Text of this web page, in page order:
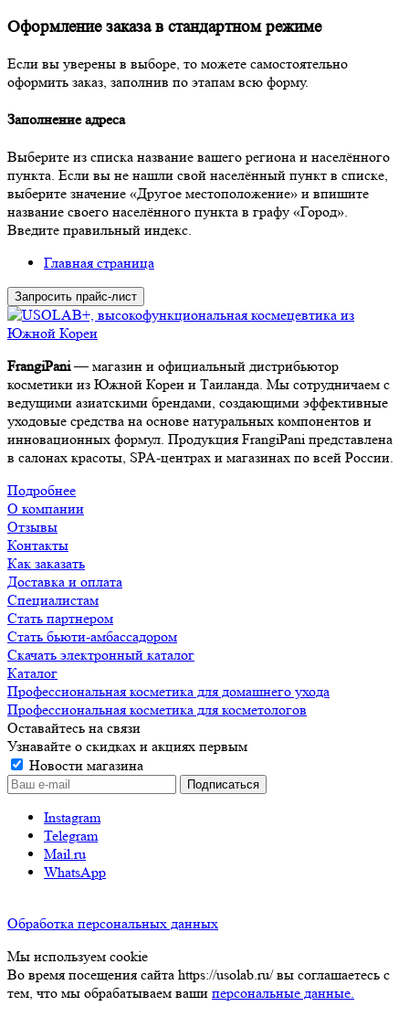
Оформление заказа в стандартном режиме
Если вы уверены в выборе, то можете самостоятельно
оформить заказ, заполнив по этапам всю форму.
Заполнение адреса
Выберите из списка название вашего региона и населённого
пункта. Если вы не нашли свой населённый пункт в списке,
выберите значение «Другое местоположение» и впишите
название своего населённого пункта в графу «Город».
Введите правильный индекс.
Главная страница
Запросить прайс-лист
FrangiPani— магазин и официальный дистрибьютор
косметики из Южной Кореи и Таиланда. Мы сотрудничаем с
ведущими азиатскими брендами, создающими эффективные
уходовые средства на основе натуральных компонентов и
инновационных формул. Продукция FrangiPani представлена
в салонах красоты, SPA-центрах и магазинах по всей России.
Подробнее
О компании
Отзывы
Контакты
Как заказать
Доставка и оплата
Специалистам
Стать партнером
Стать бьюти-амбассадором
Скачать электронный каталог
Каталог
Профессиональная косметика для домашнего ухода
Профессиональная косметика для косметологов
Оставайтесь на связи
Узнавайте о скидках и акциях первым
Новости магазина
Instagram
Telegram
Mail.ru
WhatsApp
Обработка персональных данных
Мы используем cookie
Во время посещения сайта https://usolab.ru/ вы соглашаетесь с
тем, что мы обрабатываем ваши персональные данные.